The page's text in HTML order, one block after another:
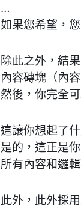
…
如果您希望，
除此之外，結
內容磚塊（內
然後，你完全
這讓你想起了什
是的，這正是
所有內容和邏
此外，此外採